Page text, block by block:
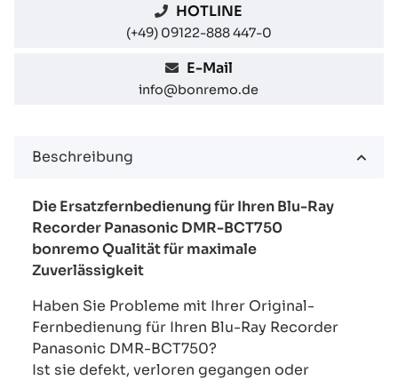
HOTLINE
(+49) 09122-888 447-0
E-Mail
info@bonremo.de
Beschreibung
Die Ersatzfernbedienung für Ihren Blu-Ray
Recorder Panasonic DMR-BCT750
bonremo Qualität für maximale
Zuverlässigkeit
Haben Sie Probleme mit Ihrer Original-
Fernbedienung für Ihren Blu-Ray Recorder
Panasonic DMR-BCT750?
Ist sie defekt, verloren gegangen oder